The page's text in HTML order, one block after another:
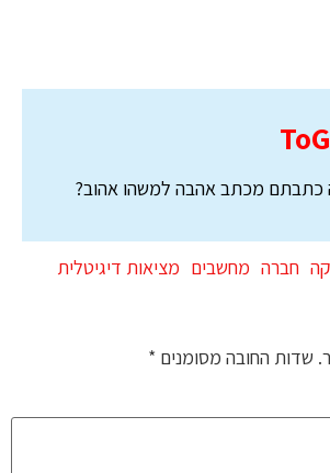
כתבתם מכתב אהבה למשהו אהוב?
חברה מחשבים מציאות דיגיטלית
שדות החובה מסומנים *